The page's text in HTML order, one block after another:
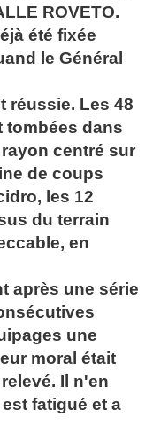
ROVETO.
été fixée
le Général
réussie. Les 48
tombées dans
centré sur
de coups
les 12
du terrain
en
après une série
une
moral était
Il n'en
fatigué et a